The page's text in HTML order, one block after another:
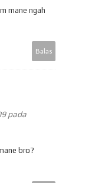
mane ngah
Balas
pada
bro?